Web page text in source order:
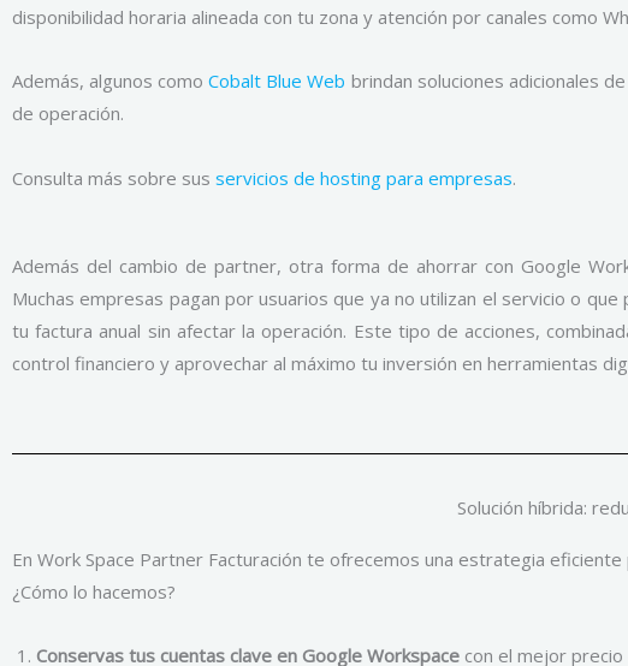
disponibilidad horaria alineada con tu zona y atención por canales como
Además, algunos comoCobalt Blue Web brindan soluciones adicionales
de operación.
Consulta más sobre sus servicios de hosting para empresas.
Además del cambio de partner, otra forma de ahorrar con Google
Muchas empresas pagan por usuarios que ya no utilizan el servicio o
tu factura anual sin afectar la operación. Este tipo de acciones,
control financiero y aprovechar al máximo tu inversión en herramientas
Solución híbrida:
En Work Space Partner Facturación te ofrecemos una estrategia
¿Cómo lo hacemos?
Conservas tus cuentas clave en Google Workspace con el mejor precio